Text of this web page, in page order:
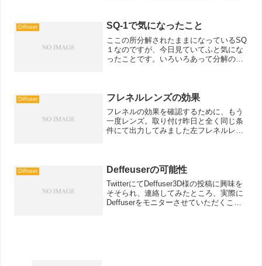
とした思い付きから、レンズ設...
Diffuser SQ-1で気になったこと
ここの所分解されたままになっているSQ
１なのですが、今日見ていてふと気にな
ったことです。いろいろあって分解の作
光レンズが搭載されてい...
Diffuser フレネルレンズの効果
フレネルの効果を確認するために、もう
一度レンズ。取り付け昨日と全く同じ条
件にて出力してみました左フレネルレン
もかかわらず、明らかに...
Diffuser Deffeuserの可能性
TwitterにてDeffuser3D様の投稿に興味を
そそられ、連絡してみたところ、実際に
Deffuserをモニターさせていただくこと